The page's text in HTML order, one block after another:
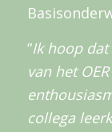
“Ik hoop
van het
collega